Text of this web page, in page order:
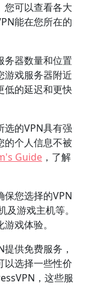
您可以查看各大
能在您所在的
务器数量和位置
游戏服务器附近
低的延迟和更快
选的VPN具有强
的个人信息不被
Guide ，了解
保您选择的VPN
游戏主机等。
戏体验。
供免费服务，
以选择一些性价
，这些服